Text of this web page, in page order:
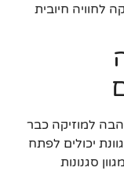
לחוויה חיובית
למוזיקה כבר
יכולים לפתח
סגנונות